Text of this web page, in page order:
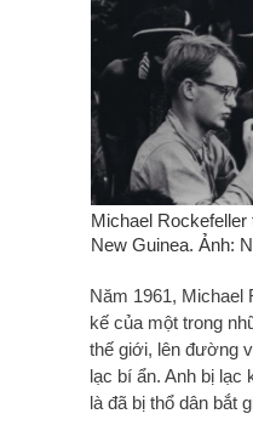
Michael
New Guinea. Ảnh:
Năm 1961, Michael
kế của một trong
thế giới, lên đường
lạc bí ẩn. Anh bị
là đã bị thổ dân bắt